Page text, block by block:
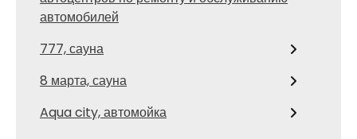
автомобилей
777, сауна
8 марта, сауна
Aqua city, автомойка